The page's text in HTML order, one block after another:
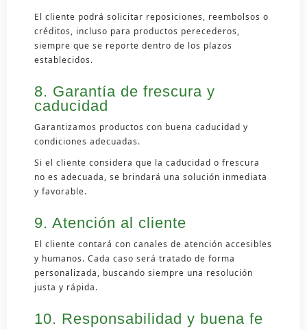
El cliente podrá solicitar reposiciones, reembolsos o
créditos, incluso para productos perecederos,
siempre que se reporte dentro de los plazos
establecidos.
8. Garantía de frescura y
caducidad
Garantizamos productos con buena caducidad y
condiciones adecuadas.
Si el cliente considera que la caducidad o frescura
no es adecuada, se brindará una solución inmediata
y favorable.
9. Atención al cliente
El cliente contará con canales de atención accesibles
y humanos. Cada caso será tratado de forma
personalizada, buscando siempre una resolución
justa y rápida.
10. Responsabilidad y buena fe